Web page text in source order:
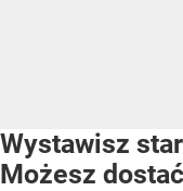
Wystawisz
Możesz